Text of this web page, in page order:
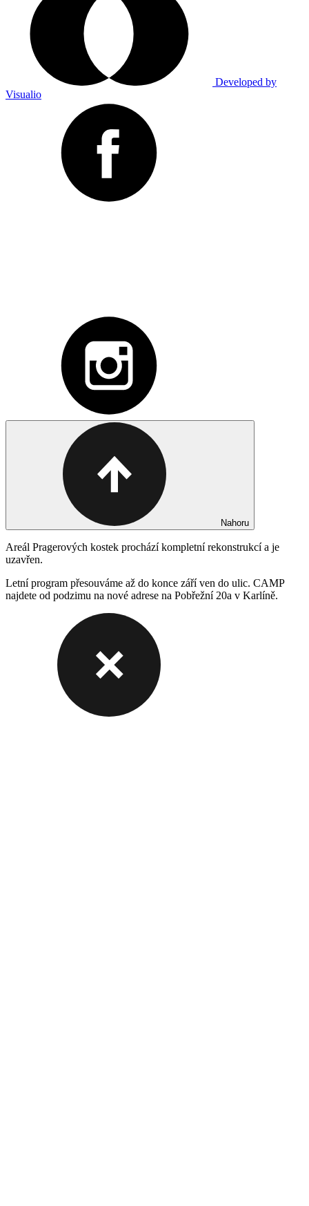
Developed by
Visualio
Nahoru
Areál Pragerových kostek prochází kompletní rekonstrukcí a je
uzavřen.
Letní program přesouváme až do konce září ven do ulic. CAMP
najdete od podzimu na nové adrese na Pobřežní 20a v Karlíně.